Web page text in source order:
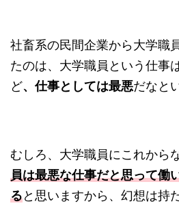
社畜系の民間企業から大学職
たのは、大学職員という仕事
ど、仕事としては最悪だなと
むしろ、大学職員にこれから
員は最悪な仕事だと思って働
ると思いますから、幻想は持